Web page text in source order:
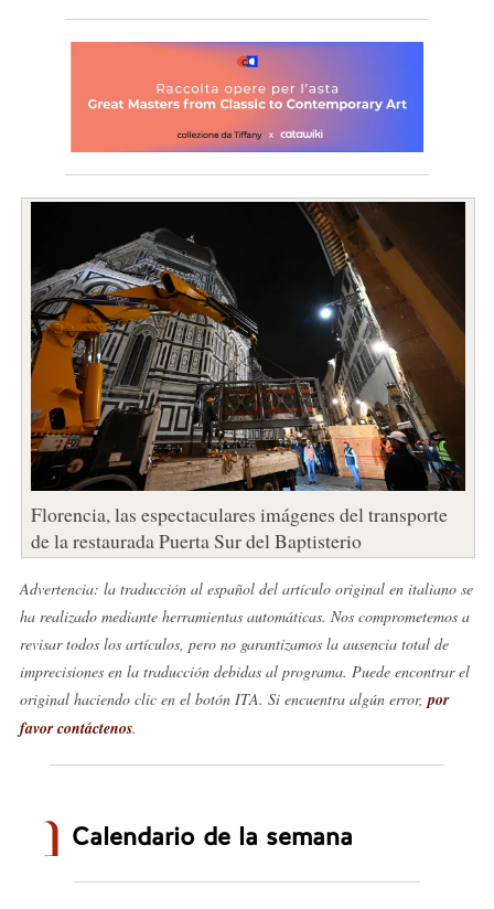
Florencia, las espectaculares imágenes del transporte
de la restaurada Puerta Sur del Baptisterio
Advertencia: la traducción al español del artículo original en italiano se
ha realizado mediante herramientas automáticas. Nos comprometemos a
revisar todos los artículos, pero no garantizamos la ausencia total de
imprecisiones en la traducción debidas al programa. Puede encontrar el
original haciendo clic en el botón ITA. Si encuentra algún error, por
favor contáctenos.
Calendario de la semana